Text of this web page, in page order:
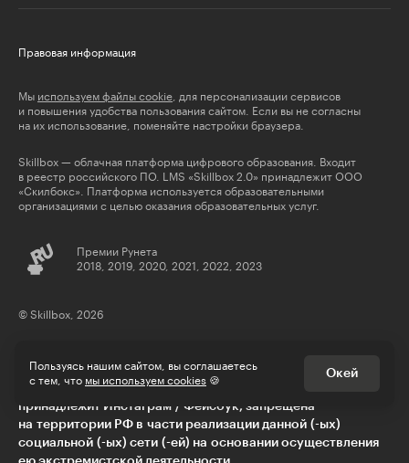
Правовая информация
Мы используем файлы cookie , для персонализации сервисов
и повышения удобства пользования сайтом. Если вы не согласны
на их использование, поменяйте настройки браузера.
Skillbox — облачная платформа цифрового образования. Входит
в реестр российского ПО. LMS «Skillbox 2.0» принадлежит ООО
«Скилбокс». Платформа используется образовательными
организациями с целью оказания образовательных услуг.
Премии Рунета
2018, 2019, 2020, 2021, 2022, 2023
© Skillbox, 2026
** деятельность компании Meta Platforms Inc., которой
принадлежит Инстаграм / Фейсбук, запрещена
на территории РФ в части реализации данной (-ых)
социальной (-ых) сети (-ей) на основании осуществления
Пользуясь нашим сайтом, вы соглашаетесь
с тем, что мы используем cookies 🍪
Окей